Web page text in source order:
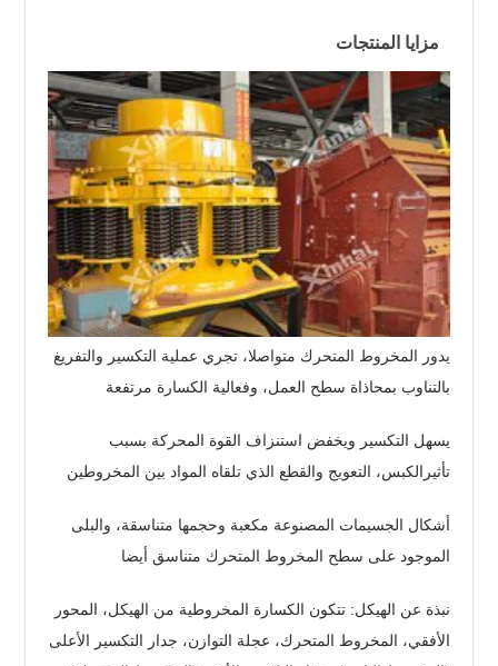
مزايا المنتجات
يدور المخروط المتحرك متواصلا، تجري عملية التكسير والتفريغ
بالتناوب بمحاذاة سطح العمل، وفعالية الكسارة مرتفعة
يسهل التكسير ويخفض استنزاف القوة المحركة بسبب
تأثيرالكبس، التعويج والقطع الذي تلقاه المواد بين المخروطين
أشكال الجسيمات المصنوعة مكعبة وحجمها متناسقة، والبلى
الموجود على سطح المخروط المتحرك متناسق أيضا
نبذة عن الهيكل: تتكون الكسارة المخروطية من الهيكل، المحور
الأفقي، المخروط المتحرك، عجلة التوازن، جدار التكسير الأعلى